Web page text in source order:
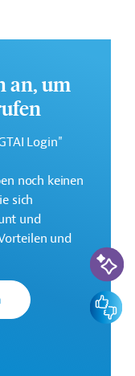
setzt
im Auftrag der
um. Ziele der
die
Firmen
und die
an, um
Login"
noch keinen
sich
und
und
KI-